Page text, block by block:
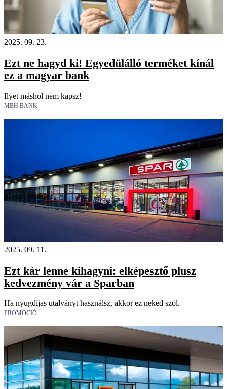
2025. 09. 23.
Ezt ne hagyd ki! Egyedülálló terméket kínál
ez a magyar bank
Ilyet máshol nem kapsz!
MBH BANK
2025. 09. 11.
Ezt kár lenne kihagyni: elképesztő plusz
kedvezmény vár a Sparban
Ha nyugdíjas utalványt használsz, akkor ez neked szól.
PROMÓCIÓ